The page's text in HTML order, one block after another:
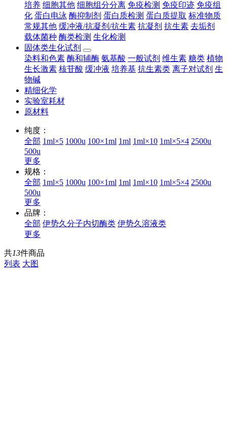
培养 细胞其他 细胞组分分离 免疫检测 免疫印迹 免疫组
化 蛋白电泳 酶抑制剂 蛋白质检测 蛋白质提取 标准物质
常规其他 缓冲液/抗凝剂/抗生素 抗凝剂 抗生素 去垢剂
载体菌种 酶类检测 生化检测
固体类生化试剂
染料和色素 酶和辅酶 氨基酸 一般试剂 维生素 糖类 植物
生长激素 核苷酸 缓冲液 培养基 抗生素类 离子对试剂 生
物碱
精细化学
实验室耗材
原材料
纯度：
全部 1ml×5 1000u 100×1ml 1ml 1ml×10 1ml×5×4 2500u
500u
更多
规格：
全部 1ml×5 1000u 100×1ml 1ml 1ml×10 1ml×5×4 2500u
500u
更多
品牌：
全部 伊势久分子内切酶类 伊势久溶液类
更多
共13件商品
列表 大图